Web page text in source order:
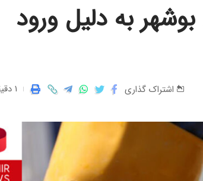
به دلیل ورود
اشتراک گذاری 1 دقیقه زمان مطالعه